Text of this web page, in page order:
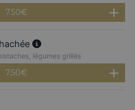
7.50€
légumes grillés
7.50€